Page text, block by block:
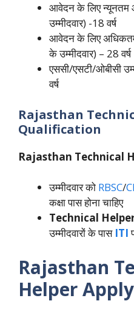
आवेदन के लिए न्यूनतम
उम्मीदवार) -18 वर्ष
आवेदन के लिए अधिकतम
के उम्मीदवार) – 28 वर्ष
एससी/एसटी/ओबीसी
वर्ष
Rajasthan
Qualification
Rajasthan Technical
उम्मीदवार को RBSC/
कक्षा पास होना चाहिए
Technical
उम्मीदवारों के पास ITI
Rajasthan
Helper Apply